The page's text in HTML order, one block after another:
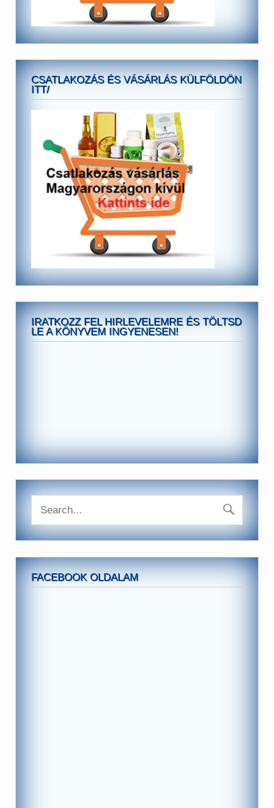
CSATLAKOZÁS ÉS VÁSÁRLÁS KÜLFÖLDÖN
ITT/
IRATKOZZ FEL HIRLEVELEMRE ÉS TÖLTSD
LE A KÖNYVEM INGYENESEN!
FACEBOOK OLDALAM